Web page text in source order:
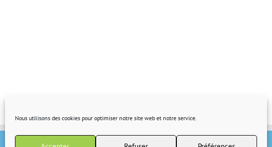
Nous utilisons des cookies pour optimiser notre site web et notre service.